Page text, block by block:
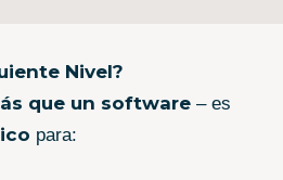
Nivel?
que un software – es
para: